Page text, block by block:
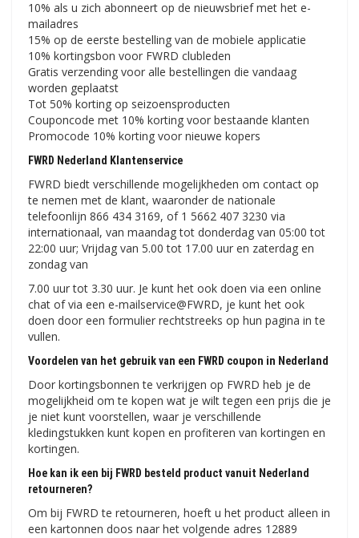
10% als u zich abonneert op de nieuwsbrief met het e-
mailadres
15% op de eerste bestelling van de mobiele applicatie
10% kortingsbon voor FWRD clubleden
Gratis verzending voor alle bestellingen die vandaag
worden geplaatst
Tot 50% korting op seizoensproducten
Couponcode met 10% korting voor bestaande klanten
Promocode 10% korting voor nieuwe kopers
FWRD Nederland Klantenservice
FWRD biedt verschillende mogelijkheden om contact op
te nemen met de klant, waaronder de nationale
telefoonlijn 866 434 3169, of 1 5662 407 3230 via
internationaal, van maandag tot donderdag van 05:00 tot
22:00 uur; Vrijdag van 5.00 tot 17.00 uur en zaterdag en
zondag van
7.00 uur tot 3.30 uur. Je kunt het ook doen via een online
chat of via een e-mailservice@FWRD, je kunt het ook
doen door een formulier rechtstreeks op hun pagina in te
vullen.
Voordelen van het gebruik van een FWRD coupon in Nederland
Door kortingsbonnen te verkrijgen op FWRD heb je de
mogelijkheid om te kopen wat je wilt tegen een prijs die je
je niet kunt voorstellen, waar je verschillende
kledingstukken kunt kopen en profiteren van kortingen en
kortingen.
Hoe kan ik een bij FWRD besteld product vanuit Nederland
retourneren?
Om bij FWRD te retourneren, hoeft u het product alleen in
een kartonnen doos naar het volgende adres 12889